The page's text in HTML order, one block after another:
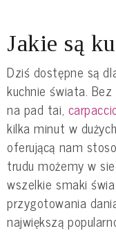
Jakie są
Dziś dostępne są
kuchnie świata.
na pad tai,
kilka minut w
oferującą nam
trudu możemy w
wszelkie smaki
przygotowania
największą